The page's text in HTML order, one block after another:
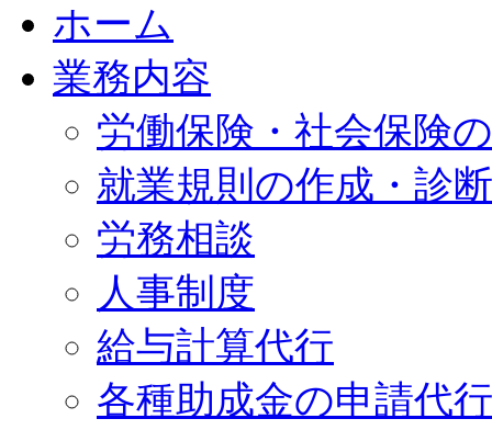
ホーム
業務内容
労働保険・社会保険
就業規則の作成・診断
労務相談
人事制度
給与計算代行
各種助成金の申請代行